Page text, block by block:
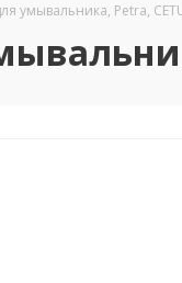
умывальника, Petra,